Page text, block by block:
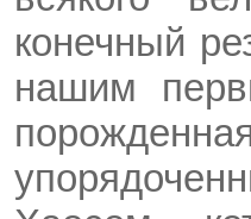
конечный
нашим